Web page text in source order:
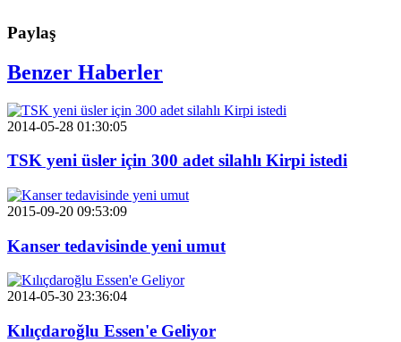
Paylaş
Benzer Haberler
2014-05-28 01:30:05
TSK yeni üsler için 300 adet silahlı Kirpi istedi
2015-09-20 09:53:09
Kanser tedavisinde yeni umut
2014-05-30 23:36:04
Kılıçdaroğlu Essen'e Geliyor